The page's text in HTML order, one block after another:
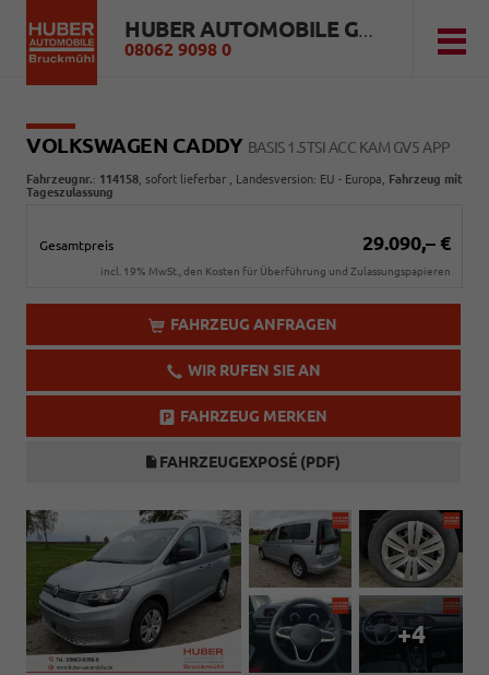
HUBER AUTOMOBILE GMBH
08062 9098 0
VOLKSWAGEN CADDY BASIS 1.5TSI ACC KAM GV5 APP
Fahrzeugnr.: 114158 sofort lieferbar , Landesversion: EU - Europa, Fahrzeug mit
Tageszulassung
Gesamtpreis 29.090,– €
incl. 19% MwSt., den Kosten für Überführung und Zulassungspapieren
FAHRZEUG ANFRAGEN
WIR RUFEN SIE AN
FAHRZEUG MERKEN
FAHRZEUGEXPOSÉ (PDF)
+4